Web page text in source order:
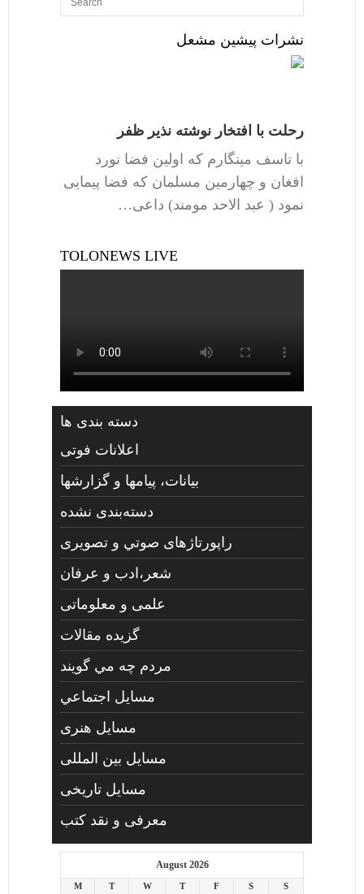
نشرات پیشین مشعل
رحلت با افتخار نوشته نذیر ظفر
با تاسف مینگارم که اولین فضا نورد
افغان و چهارمین مسلمان که فضا پیمایی
نمود ( عبد الاحد مومند) داعی…
TOLONEWS LIVE
دسته بندی ها
اعلانات فوتی
بیانات، پیامها و گزارشها
دسته‌بندی نشده
راپورتاژهای صوتي و تصويری
شعر،ادب و عرفان
علمی و معلوماتی
گزیده مقالات
مردم چه مي گويند
مسايل اجتماعي
مسايل هنری
مسایل بین المللی
مسایل تاریخی
معرفی و نقد کتب
August 2026
M T W T F S S